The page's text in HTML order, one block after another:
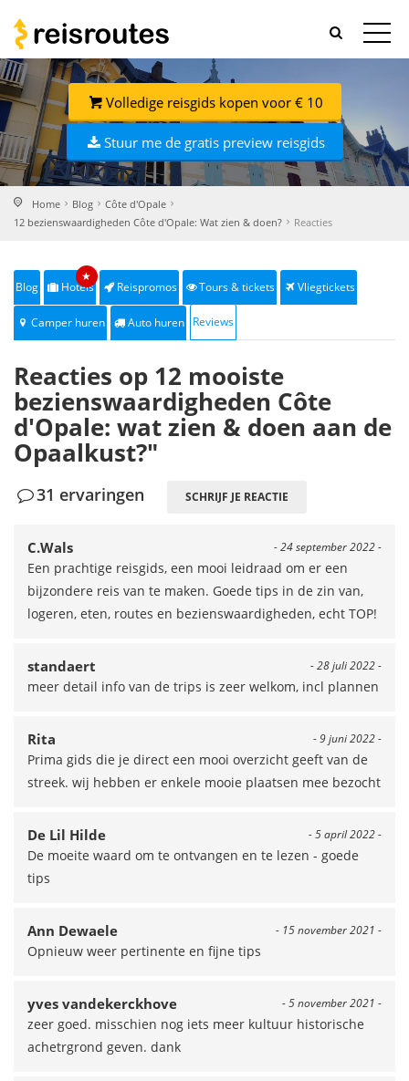
Volledige reisgids kopen voor € 10
Stuur me de gratis preview reisgids
Home Blog
Côte d'Opale
12 bezienswaardigheden Côte d'Opale: Wat zien & doen?
Reacties
Blog Hotels
★
Reispromos Tours & tickets Vliegtickets
Camper huren Auto huren Reviews
Reacties op 12 mooiste
bezienswaardigheden Côte
d'Opale: wat zien & doen aan de
Opaalkust?"
31 ervaringen SCHRIJF JE REACTIE
- 24 september 2022 -
C.Wals
Een prachtige reisgids, een mooi leidraad om er een
bijzondere reis van te maken. Goede tips in de zin van,
logeren, eten, routes en bezienswaardigheden, echt TOP!
- 28 juli 2022 -
standaert
meer detail info van de trips is zeer welkom, incl plannen
- 9 juni 2022 -
Rita
Prima gids die je direct een mooi overzicht geeft van de
streek. wij hebben er enkele mooie plaatsen mee bezocht
- 5 april 2022 -
De Lil Hilde
De moeite waard om te ontvangen en te lezen - goede
tips
- 15 november 2021 -
Ann Dewaele
Opnieuw weer pertinente en fijne tips
- 5 november 2021 -
yves vandekerckhove
zeer goed. misschien nog iets meer kultuur historische
achetrgrond geven. dank